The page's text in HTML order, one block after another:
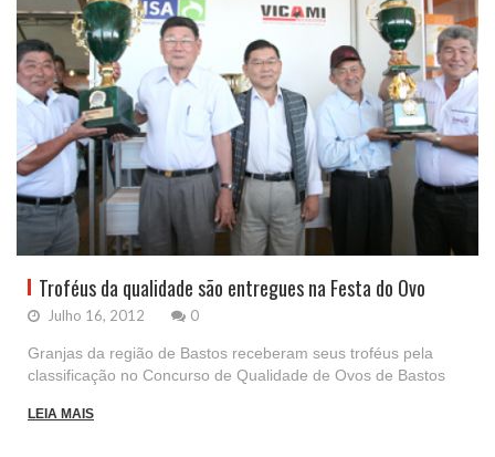
Troféus da qualidade são entregues na Festa do Ovo
Julho 16, 2012 0
Granjas da região de Bastos receberam seus troféus pela
classificação no Concurso de Qualidade de Ovos de Bastos
LEIA MAIS